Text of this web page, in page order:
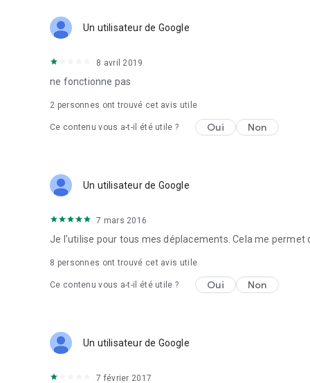
Un utilisateur de Google
8 avril 2019
ne fonctionne pas
2 personnes ont trouvé cet avis utile
Ce contenu vous a-t-il été utile ? Oui Non
Un utilisateur de Google
7 mars 2016
Je l'utilise pour tous mes déplacements. Cela me permet
8 personnes ont trouvé cet avis utile
Ce contenu vous a-t-il été utile ? Oui Non
Un utilisateur de Google
7 février 2017